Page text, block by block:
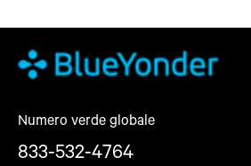
Numero verde globale
833-532-4764